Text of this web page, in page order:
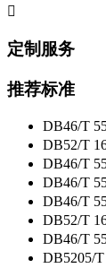

定制服务
推荐标准
DB46/T
DB52/T
DB46/T
DB46/T
DB46/T
DB52/T
DB46/T
DB5205/T